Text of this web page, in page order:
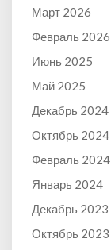
Март 2026
Февраль 2026
Июнь 2025
Май 2025
Декабрь 2024
Октябрь 2024
Февраль 2024
Январь 2024
Декабрь 2023
Октябрь 2023